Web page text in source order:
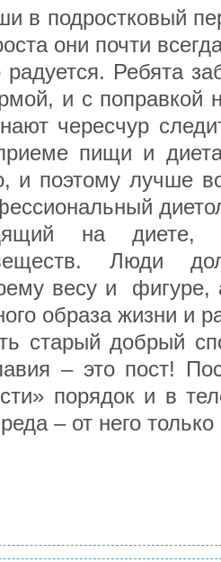
в подростковый
они почти
Ребята
и с поправкой
чересчур
пищи и
и поэтому лучше
на диете,
Люди
весу и фигуре,
образа жизни и
старый добрый
– это пост!
порядок и в
– от него